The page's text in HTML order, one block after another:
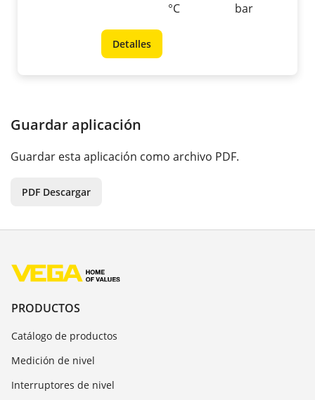
°C
bar
Detalles
Guardar aplicación
Guardar esta aplicación como archivo PDF.
PDF Descargar
PRODUCTOS
Catálogo de productos
Medición de nivel
Interruptores de nivel